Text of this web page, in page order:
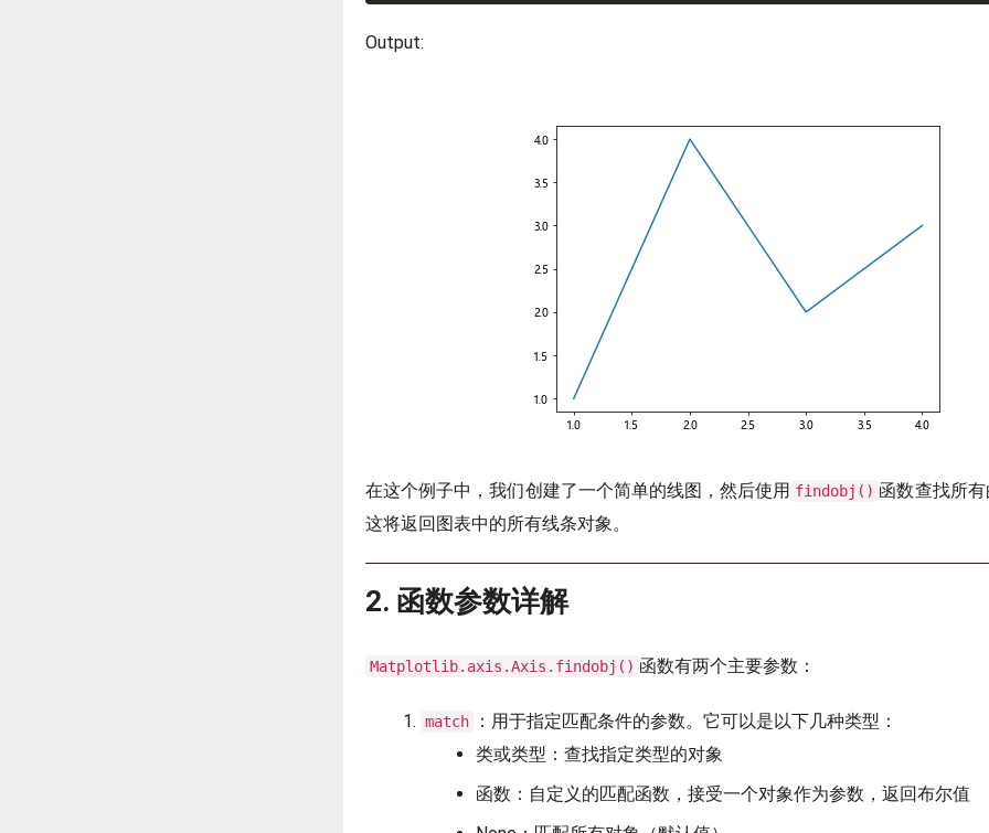
Output:
在这个例子中，我们创建了一个简单的线图，然后使用 findobj() 函数查找所有
这将返回图表中的所有线条对象。
2. 函数参数详解
Matplotlib.axis.Axis.findobj() 函数有两个主要参数：
match
：用于指定匹配条件的参数。它可以是以下几种类型：
类或类型：查找指定类型的对象
函数：自定义的匹配函数，接受一个对象作为参数，返回布尔值